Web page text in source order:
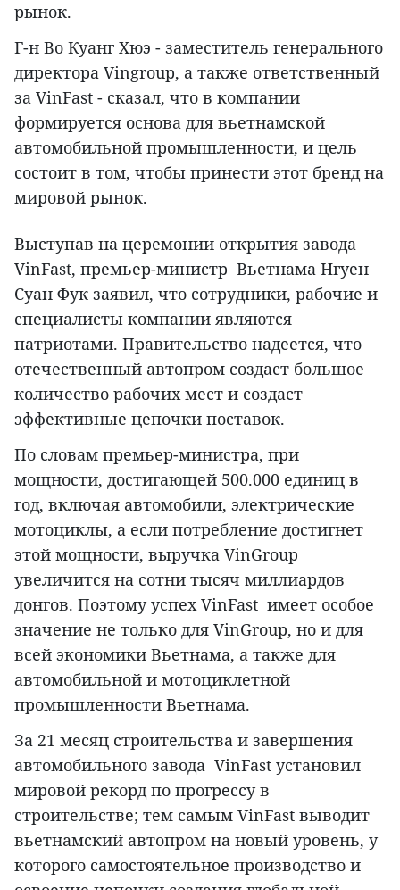
рынок.
Г-н Во Куанг Хюэ - заместитель генерального
директора Vingroup, а также ответственный
за VinFast - сказал, что в компании
формируется основа для вьетнамской
автомобильной промышленности, и цель
состоит в том, чтобы принести этот бренд на
мировой рынок.
Выступав на церемонии открытия завода
VinFast, премьер-министр Вьетнама Нгуен
Суан Фук заявил, что сотрудники, рабочие и
специалисты компании являются
патриотами. Правительство надеется, что
отечественный автопром создаст большое
количество рабочих мест и создаст
эффективные цепочки поставок.
По словам премьер-министра, при
мощности, достигающей 500.000 единиц в
год, включая автомобили, электрические
мотоциклы, а если потребление достигнет
этой мощности, выручка VinGroup
увеличится на сотни тысяч миллиардов
донгов. Поэтому успех VinFast имеет особое
значение не только для VinGroup, но и для
всей экономики Вьетнама, а также для
автомобильной и мотоциклетной
промышленности Вьетнама.
За 21 месяц строительства и завершения
автомобильного завода VinFast установил
мировой рекорд по прогрессу в
строительстве; тем самым VinFast выводит
вьетнамский автопром на новый уровень, у
которого самостоятельное производство и